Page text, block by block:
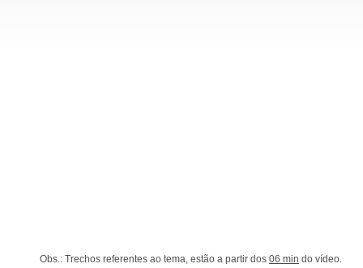
Obs.: Trechos referentes ao tema, estão a partir dos 06 min do vídeo.